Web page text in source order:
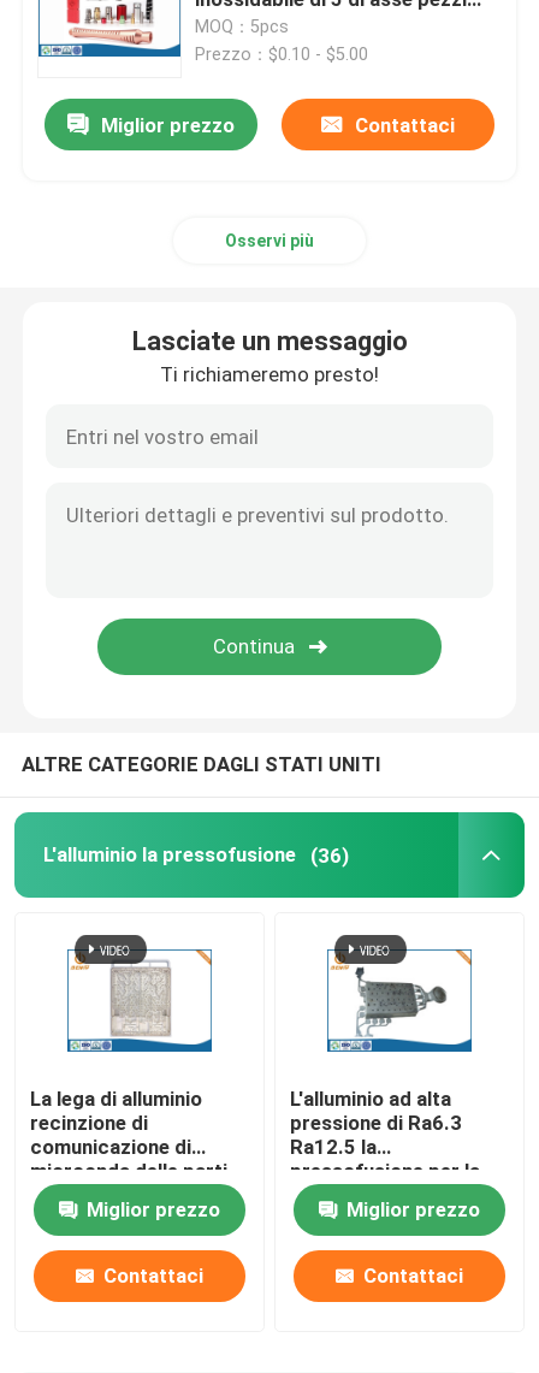
Parti di giro di CNC
Parti di fresatura di CNC
Stampaggi ad iniezione di plastica
la muffa della pressofusione
I ricambi auto della pressofusione
Pezzi di ricambio delle forniture di ufficio
Servizi rapidi di modello
meccanici di CNC
MOQ：5pcs
Prezzo：$0.10 - $5.00
Miglior prezzo Contattaci
Osservi più
Lasciate un messaggio
Ti richiameremo presto!
ALTRE CATEGORIE DAGLI STATI UNITI
L'alluminio la pressofusione (36)
La lega di alluminio
recinzione di
comunicazione di
microonda delle parti
della pressofusione
Miglior prezzo
Contattaci
L'alluminio ad alta
pressione di Ra6.3
Ra12.5 la
pressofusione per la
comunicazione
Miglior prezzo
Contattaci